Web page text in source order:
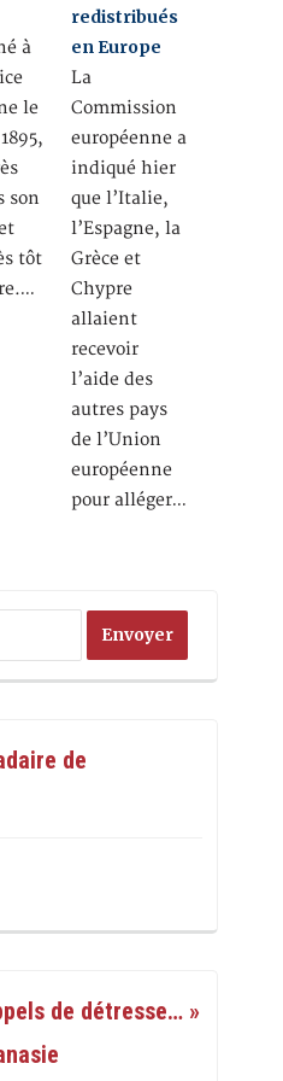
à
le
son
tôt
redistribués
en Europe
La
Commission
européenne a
indiqué hier
que l’Italie,
l’Espagne, la
Grèce et
Chypre
allaient
recevoir
l’aide des
autres pays
de l’Union
européenne
pour alléger…
de
de détresse… »